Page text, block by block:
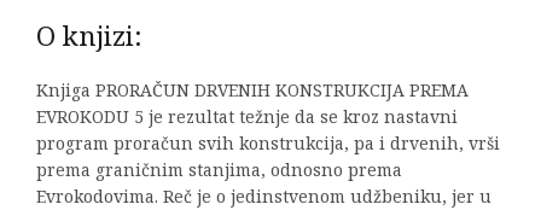
O knjizi:
Knjiga PRORAČUN DRVENIH KONSTRUKCIJA PREMA
EVROKODU 5 je rezultat težnje da se kroz nastavni
program proračun svih konstrukcija, pa i drvenih, vrši
prema graničnim stanjima, odnosno prema
Evrokodovima. Reč je o jedinstvenom udžbeniku, jer u